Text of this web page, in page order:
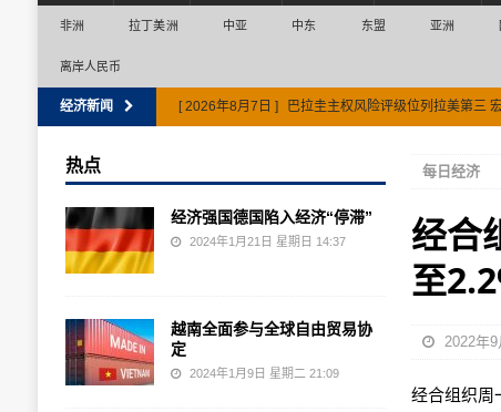
非洲 拉丁美洲 中亚 中东 东盟 亚洲
离岸人民币
经济新闻 [ 2026年8月7日 ] 巴拉圭主权风险评级位列拉美第三
每日经济
经合
至
2022年
经合组织周
热点
经济强国德国陷入经济“停滞”
2024年1月21日 星期日 14:37
越南全面参与全球自由贸易协
定
2024年1月9日 星期二 21:09